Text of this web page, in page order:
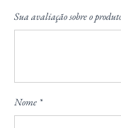
Sua avaliação sobre o
Nome *